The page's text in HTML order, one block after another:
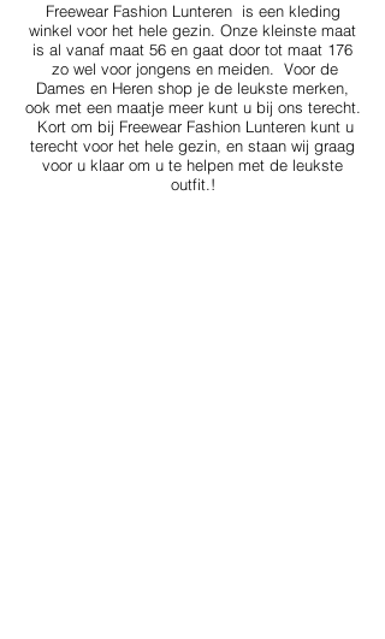
Freewear Fashion Lunteren is een kleding
winkel voor het hele gezin. Onze kleinste maat
is al vanaf maat 56 en gaat door tot maat 176
zo wel voor jongens en meiden. Voor de
Dames en Heren shop je de leukste merken,
ook met een maatje meer kunt u bij ons terecht.
Kort om bij Freewear Fashion Lunteren kunt u
terecht voor het hele gezin, en staan wij graag
voor u klaar om u te helpen met de leukste
outfit.!